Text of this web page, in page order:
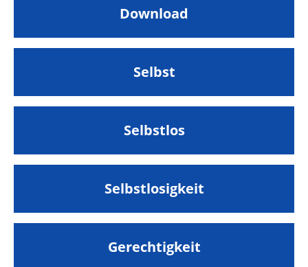
Download
Selbst
Selbstlos
Selbstlosigkeit
Gerechtigkeit